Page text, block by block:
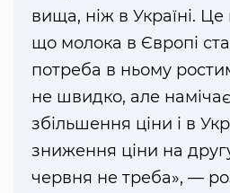
вища, ніж в Україні. Це
що молока в Європі
потреба в ньому
не швидко, але
збільшення ціни і в
зниження ціни на
червня не треба», —